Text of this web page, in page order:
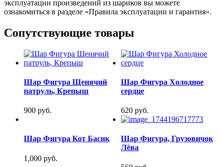
эксплуатации произведений из шариков вы можете
ознакомиться в разделе «Правила эксплуатации и гарантия».
Сопутствующие товары
Шар Фигура Щенячий
патруль, Крепыш
900 руб.
Шар Фигура Холодное
сердце
620 руб.
Шар Фигура Кот Басик
1,000 руб.
Шар Фигура, Грузовичок
Лёва